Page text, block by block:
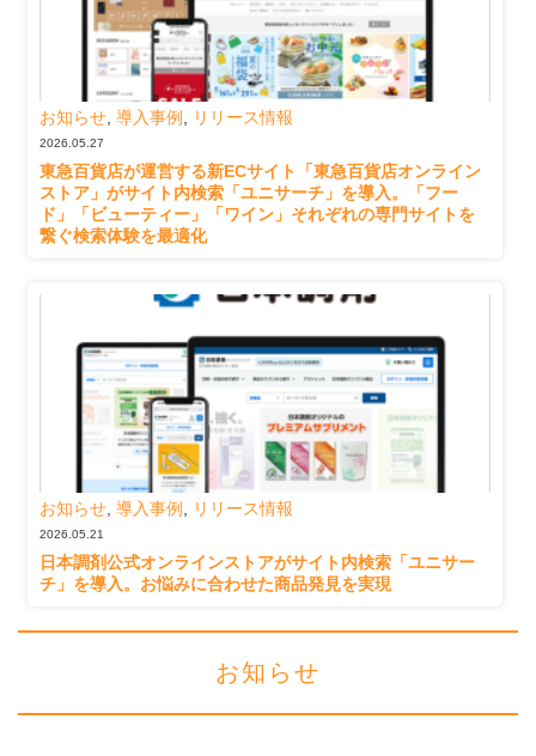
お知らせ,導入事例 , リリース情報
2026.05.27
東急百貨店が運営する新ECサイト「東急百貨店オンライン
ストア」がサイト内検索「ユニサーチ」を導入。「フー
ド」「ビューティー」「ワイン」それぞれの専門サイトを
繋ぐ検索体験を最適化
お知らせ,導入事例 , リリース情報
2026.05.21
日本調剤公式オンラインストアがサイト内検索「ユニサー
チ」を導入。お悩みに合わせた商品発見を実現
お知らせ